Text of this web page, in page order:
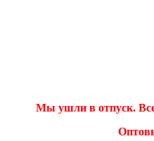
Мы ушли в отпуск. Все